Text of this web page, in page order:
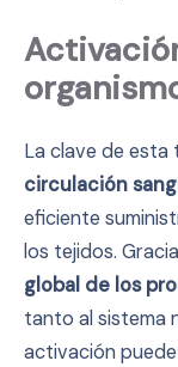
La clave de esta
circulación
eficiente
los tejidos.
global de los
tanto al sistema
activación